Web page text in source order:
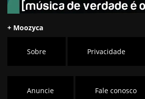
+ Moozyca
Sobre Privacidade
Anuncie Fale conosco